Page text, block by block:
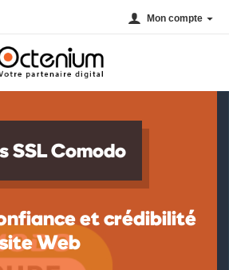
Mon compte
SSL Comodo
et crédibilité
Web